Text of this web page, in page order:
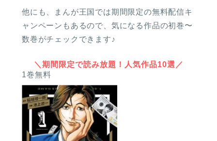
他にも、まんが王国では期間限定の無料配信キ
ャンペーンもあるので、気になる作品の初巻〜
数巻がチェックできます♪
＼期間限定で読み放題！人気作品10選／
1巻無料